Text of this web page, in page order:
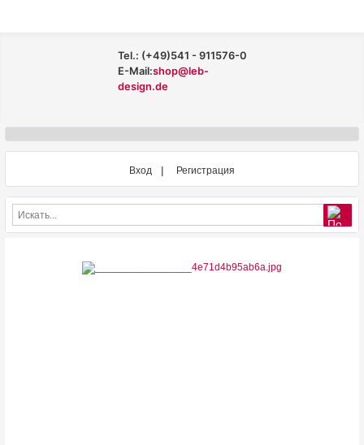
Tel.: (+49)541 - 911576-0
E-Mail:shop@leb-
design.de
Вход Регистрация